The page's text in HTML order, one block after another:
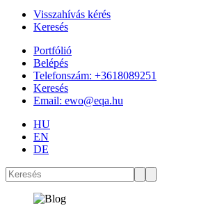
Visszahívás kérés
Keresés
Portfólió
Belépés
Telefonszám: +3618089251
Keresés
Email: ewo@eqa.hu
HU
EN
DE